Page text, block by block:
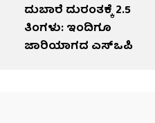
ದುಬಾರೆ ದುರಂತಕ್ಕೆ 2.5
ತಿಂಗಳು: ಇಂದಿಗೂ
ಜಾರಿಯಾಗದ ಎಸ್‌ಒಪಿ